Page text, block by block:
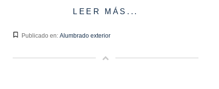
LEER MÁS...
Publicado en: Alumbrado exterior